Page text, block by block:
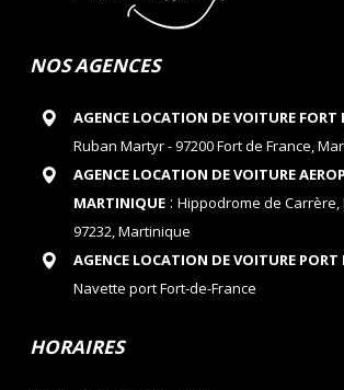
NOS AGENCES
AGENCE LOCATION DE VOITURE FORT
Ruban Martyr - 97200 Fort de France,
AGENCE LOCATION DE VOITURE
MARTINIQUE: Hippodrome de Carrère,
97232, Martinique
AGENCE LOCATION DE VOITURE
Navette port Fort-de-France
HORAIRES